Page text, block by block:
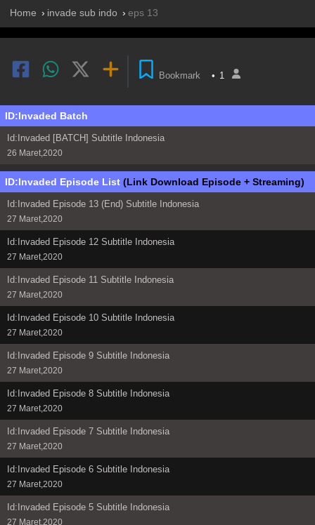
Home invade sub indo eps 13
Bookmark • 1
ID:Invaded Batch
Id:Invaded [BATCH] Subtitle Indonesia
26 Maret,2020
ID:Invaded Episode List (Link Download Episode + Streaming)
Id:Invaded Episode 13 (End) Subtitle Indonesia
27 Maret,2020
Id:Invaded Episode 12 Subtitle Indonesia
27 Maret,2020
Id:Invaded Episode 11 Subtitle Indonesia
27 Maret,2020
Id:Invaded Episode 10 Subtitle Indonesia
27 Maret,2020
Id:Invaded Episode 9 Subtitle Indonesia
27 Maret,2020
Id:Invaded Episode 8 Subtitle Indonesia
27 Maret,2020
Id:Invaded Episode 7 Subtitle Indonesia
27 Maret,2020
Id:Invaded Episode 6 Subtitle Indonesia
27 Maret,2020
Id:Invaded Episode 5 Subtitle Indonesia
27 Maret,2020